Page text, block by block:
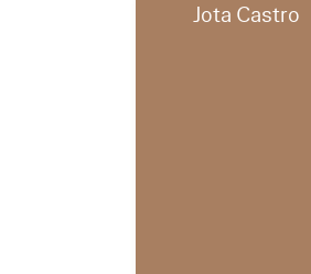
Jota Castro